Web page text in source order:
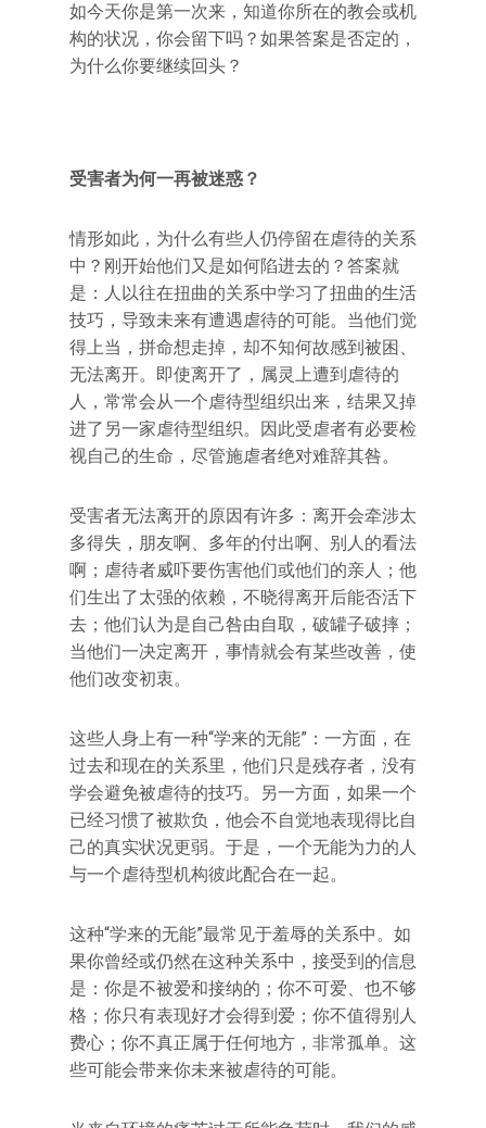
如今天你是第一次来，知道你所在的教会或机
构的状况，你会留下吗？如果答案是否定的，
为什么你要继续回头？
受害者为何一再被迷惑？
情形如此，为什么有些人仍停留在虐待的关系
中？刚开始他们又是如何陷进去的？答案就
是：人以往在扭曲的关系中学习了扭曲的生活
技巧，导致未来有遭遇虐待的可能。当他们觉
得上当，拼命想走掉，却不知何故感到被困、
无法离开。即使离开了，属灵上遭到虐待的
人，常常会从一个虐待型组织出来，结果又掉
进了另一家虐待型组织。因此受虐者有必要检
视自己的生命，尽管施虐者绝对难辞其咎。
受害者无法离开的原因有许多：离开会牵涉太
多得失，朋友啊、多年的付出啊、别人的看法
啊；虐待者威吓要伤害他们或他们的亲人；他
们生出了太强的依赖，不晓得离开后能否活下
去；他们认为是自己咎由自取，破罐子破摔；
当他们一决定离开，事情就会有某些改善，使
他们改变初衷。
这些人身上有一种“学来的无能”：一方面，在
过去和现在的关系里，他们只是残存者，没有
学会避免被虐待的技巧。另一方面，如果一个
已经习惯了被欺负，他会不自觉地表现得比自
己的真实状况更弱。于是，一个无能为力的人
与一个虐待型机构彼此配合在一起。
这种“学来的无能”最常见于羞辱的关系中。如
果你曾经或仍然在这种关系中，接受到的信息
是：你是不被爱和接纳的；你不可爱、也不够
格；你只有表现好才会得到爱；你不值得别人
费心；你不真正属于任何地方，非常孤单。这
些可能会带来你未来被虐待的可能。